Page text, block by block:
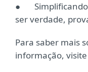
● Simplificando:
ser verdade,
Para saber mais
informação, visite